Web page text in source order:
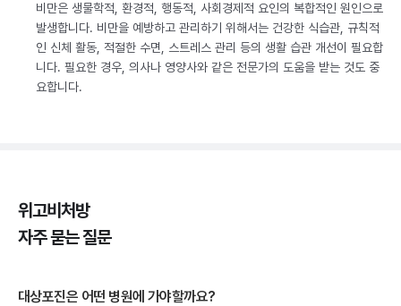
비만은 생물학적, 환경적, 행동적, 사회경제적 요인의 복합적인 원인으로
발생합니다. 비만을 예방하고 관리하기 위해서는 건강한 식습관, 규칙적
인 신체 활동, 적절한 수면, 스트레스 관리 등의 생활 습관 개선이 필요합
니다. 필요한 경우, 의사나 영양사와 같은 전문가의 도움을 받는 것도 중
요합니다.
위고비처방
자주 묻는 질문
대상포진은 어떤 병원에 가야할까요?